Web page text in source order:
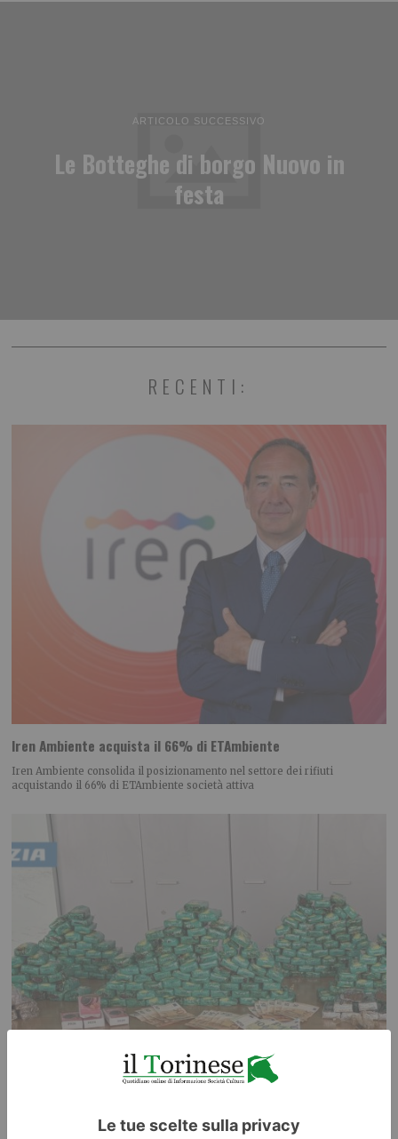
ARTICOLO SUCCESSIVO
Le Botteghe di borgo Nuovo in
festa
RECENTI:
Iren Ambiente acquista il 66% di ETAmbiente
Iren Ambiente consolida il posizionamento nel settore dei rifiuti
acquistando il 66% di ETAmbiente società attiva
Spaccio: la polizia sequestra 33 kg di hashish